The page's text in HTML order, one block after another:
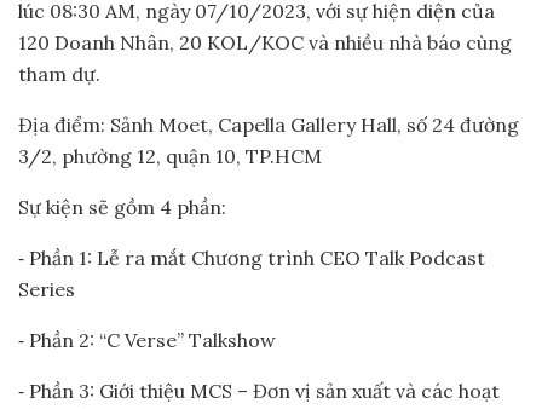
lúc 08:30 AM, ngày 07/10/2023, với sự hiện diện của
120 Doanh Nhân, 20 KOL/KOC và nhiều nhà báo cùng
tham dự.
Địa điểm: Sảnh Moet, Capella Gallery Hall, số 24 đường
3/2, phường 12, quận 10, TP.HCM
Sự kiện sẽ gồm 4 phần:
⁃ Phần 1: Lễ ra mắt Chương trình CEO Talk Podcast
Series
⁃ Phần 2: “C Verse” Talkshow
⁃ Phần 3: Giới thiệu MCS – Đơn vị sản xuất và các hoạt